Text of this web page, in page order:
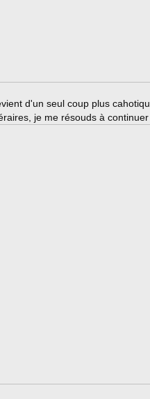
d'un seul coup plus
je me résouds à continuer